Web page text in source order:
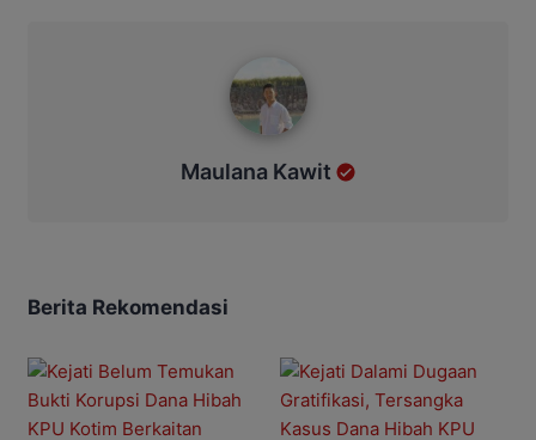
Maulana Kawit
Berita Rekomendasi